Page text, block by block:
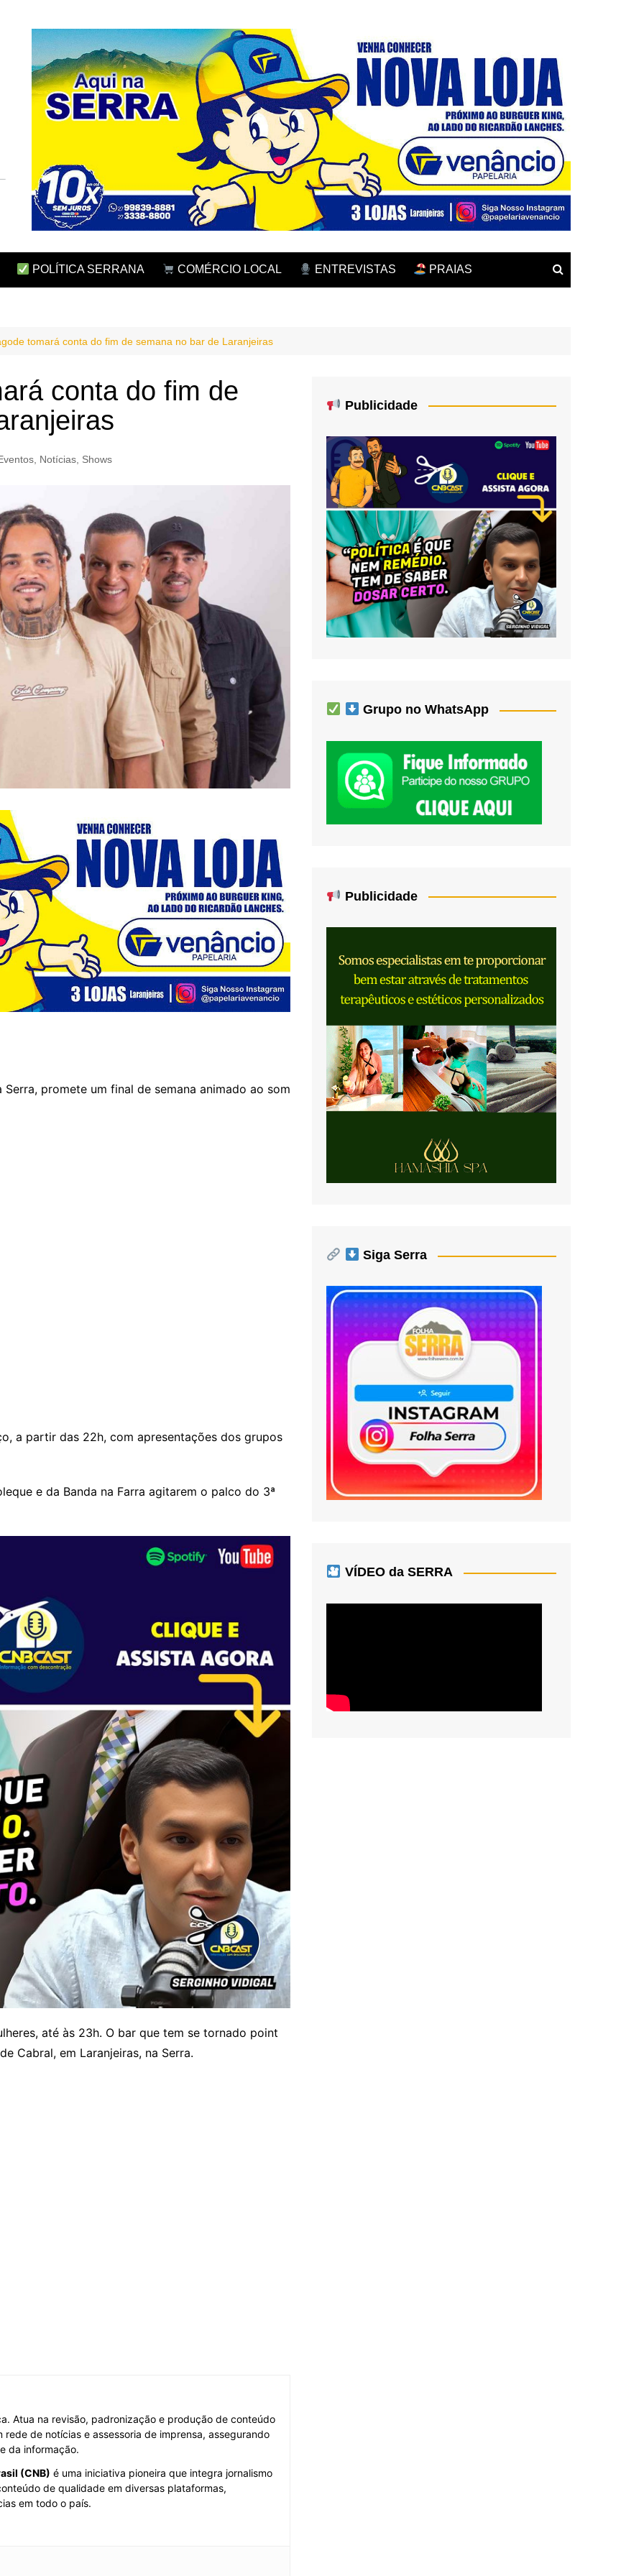
POLÍTICA SERRANA COMÉRCIO LOCAL ENTREVISTAS PRAIAS
tomará conta do fim de semana no bar de Laranjeiras
conta do fim de
Notícias Shows
promete um final de semana animado ao som
a partir das 22h, com apresentações dos grupos
e da Banda na Farra agitarem o palco do 3ª
até às 23h. O bar que tem se tornado point
Cabral, em Laranjeiras, na Serra.
Atua na revisão, padronização e produção de conteúdo
rede de notícias e assessoria de imprensa, assegurando
da informação.
(CNB) é uma iniciativa pioneira que integra jornalismo
de qualidade em diversas plataformas,
em todo o país.
Publicidade
Grupo no WhatsApp
Publicidade
Siga Serra
VÍDEO da SERRA